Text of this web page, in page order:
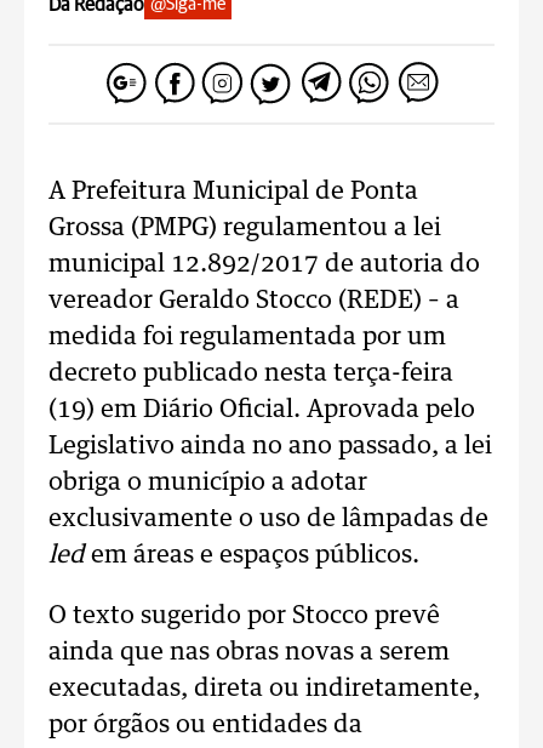
Da Redação @Siga-me
A Prefeitura Municipal de Ponta
Grossa (PMPG) regulamentou a lei
municipal 12.892/2017 de autoria do
vereador Geraldo Stocco (REDE) – a
medida foi regulamentada por um
decreto publicado nesta terça-feira
(19) em Diário Oficial. Aprovada pelo
Legislativo ainda no ano passado, a lei
obriga o município a adotar
exclusivamente o uso de lâmpadas de
ledem áreas e espaços públicos.
O texto sugerido por Stocco prevê
ainda que nas obras novas a serem
executadas, direta ou indiretamente,
por órgãos ou entidades da